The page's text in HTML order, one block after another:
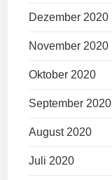
Dezember 2020
November 2020
Oktober 2020
September 2020
August 2020
Juli 2020